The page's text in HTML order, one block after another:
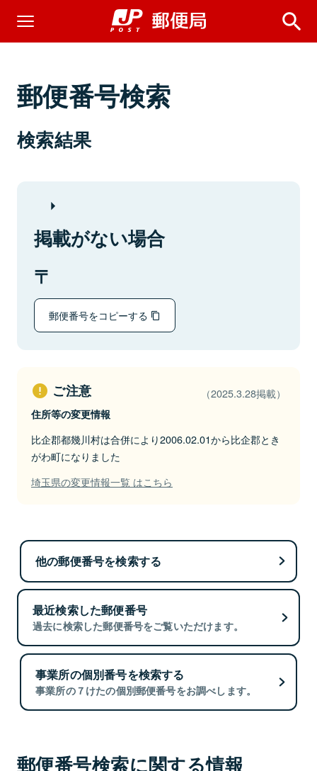
郵便番号検索
検索結果
掲載がない場合
郵便番号をコピーする
ご注意 （2025.3.28掲載）
住所等の変更情報
比企郡都幾川村は合併により2006.02.01から比企郡とき
がわ町になりました
埼玉県の変更情報一覧 はこちら
他の郵便番号を検索する
最近検索した郵便番号
過去に検索した郵便番号をご覧いただけます。
事業所の個別番号を検索する
事業所の７けたの個別郵便番号をお調べします。
郵便番号検索に関する情報